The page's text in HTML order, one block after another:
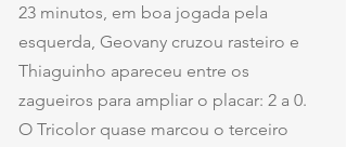
23 minutos, em boa jogada pela
esquerda, Geovany cruzou rasteiro e
Thiaguinho apareceu entre os
zagueiros para ampliar o placar: 2 a 0.
O Tricolor quase marcou o terceiro